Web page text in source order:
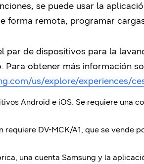
se puede usar la
forma remota, programar
par de dispositivos para la
Para obtener más información
us/explore/experiences/
Android e iOS. Se requiere una
requiere DV‑MCK/A1, que se vende
una cuenta Samsung y la